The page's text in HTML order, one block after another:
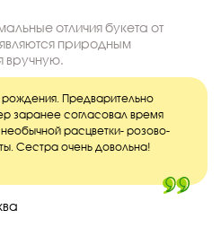
отличия букета от
природным
вручную.
Предварительно
заранее согласовал время
расцветки- розово-
Сестра очень довольна!